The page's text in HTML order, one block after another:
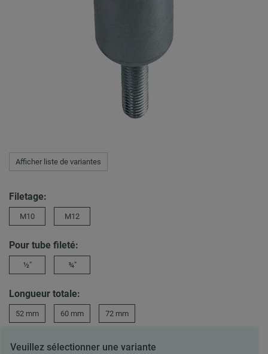
Afficher liste de variantes
Filetage:
M10 M12
Pour tube fileté:
½" ¾"
Longueur totale:
52 mm 60 mm 72 mm
Veuillez sélectionner une variante